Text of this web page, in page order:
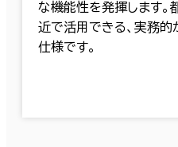
な機能性を発揮します
近で活用できる、実務
仕様です。